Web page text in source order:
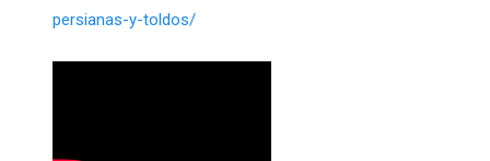
persianas-y-toldos/